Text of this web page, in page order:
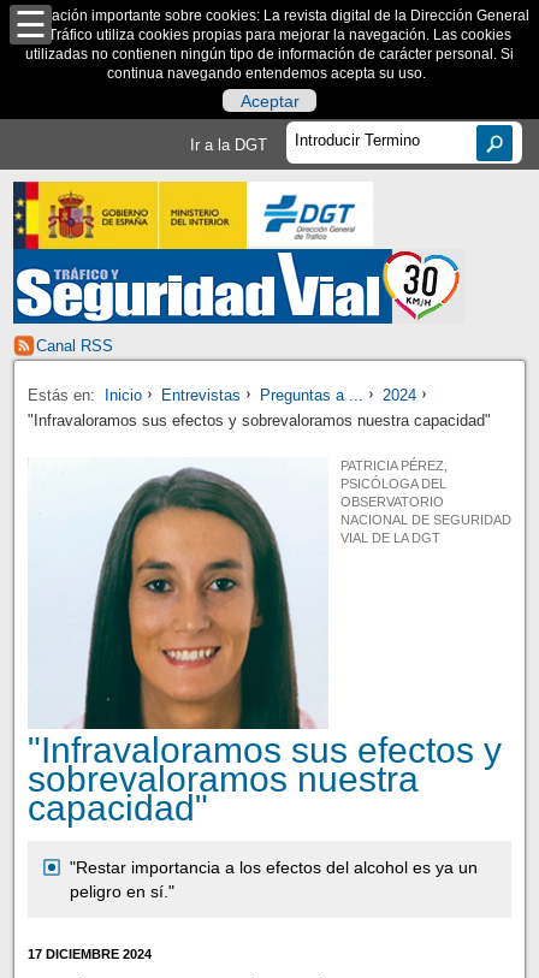
Información importante sobre cookies: La revista digital de la Dirección General
de Tráfico utiliza cookies propias para mejorar la navegación. Las cookies
utilizadas no contienen ningún tipo de información de carácter personal. Si
continua navegando entendemos acepta su uso.
Aceptar
Ir a la DGT
Canal RSS
Estás en: Inicio Entrevistas Preguntas a ...
2024
"Infravaloramos sus efectos y sobrevaloramos nuestra capacidad"
PATRICIA PÉREZ,
PSICÓLOGA DEL
OBSERVATORIO
NACIONAL DE SEGURIDAD
VIAL DE LA DGT
"Infravaloramos sus efectos y
sobrevaloramos nuestra
capacidad"
"Restar importancia a los efectos del alcohol es ya un
peligro en sí."
17 DICIEMBRE 2024